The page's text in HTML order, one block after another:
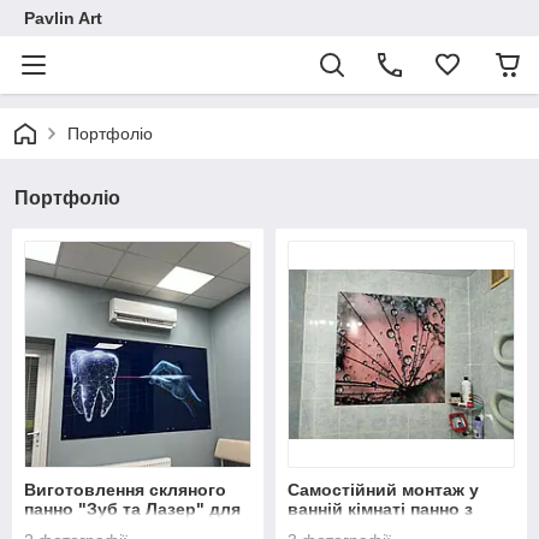
Pavlin Art
Портфоліо
Портфоліо
Виготовлення скляного
панно "Зуб та Лазер" для
Самостійний монтаж у
ванній кімнаті панно з